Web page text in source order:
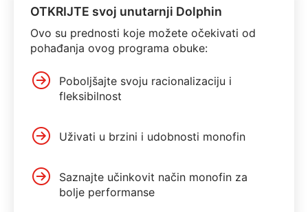
OTKRIJTE svoj unutarnji Dolphin
Ovo su prednosti koje možete očekivati od
pohađanja ovog programa obuke:
Poboljšajte svoju racionalizaciju i
fleksibilnost
Uživati ​​u brzini i udobnosti monofin
Saznajte učinkovit način monofin za
bolje performanse